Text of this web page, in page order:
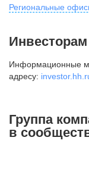
Региональные
внутригородская
Муниципальный
2-я Брестская ул., д.
+7 495 980-64-27
Инвесторам
Информационные
адресу:
Группа
в